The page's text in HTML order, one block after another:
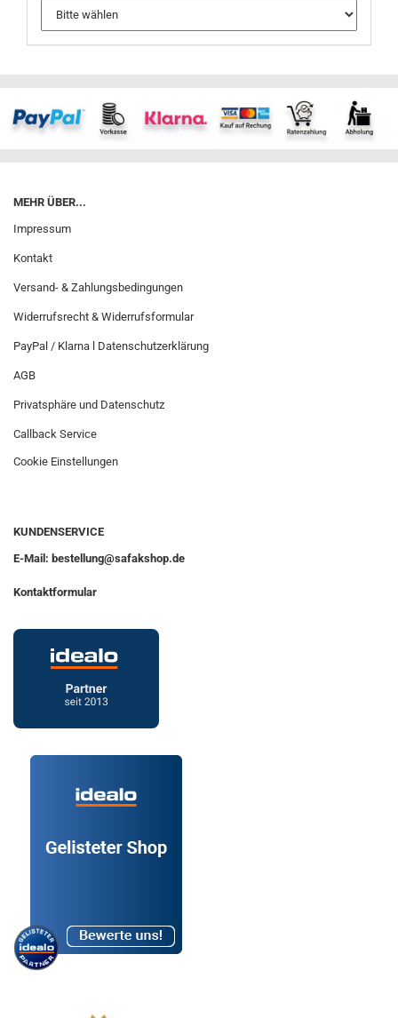
MEHR ÜBER...
Impressum
Kontakt
Versand- & Zahlungsbedingungen
Widerrufsrecht & Widerrufsformular
PayPal / Klarna l Datenschutzerklärung
AGB
Privatsphäre und Datenschutz
Callback Service
Cookie Einstellungen
KUNDENSERVICE
E-Mail: bestellung@safakshop.de
Kontaktformular